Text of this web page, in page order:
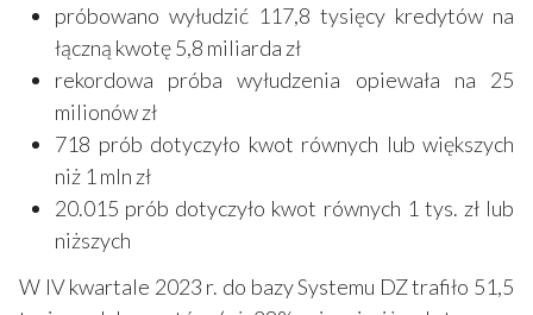
próbowano wyłudzić 117,8 tysięcy kredytów na
łączną kwotę 5,8 miliarda zł
rekordowa próba wyłudzenia opiewała na 25
milionów zł
718 prób dotyczyło kwot równych lub większych
niż 1 mln zł
20.015 prób dotyczyło kwot równych 1 tys. zł lub
niższych
W IV kwartale 2023 r. do bazy Systemu DZ trafiło 51,5